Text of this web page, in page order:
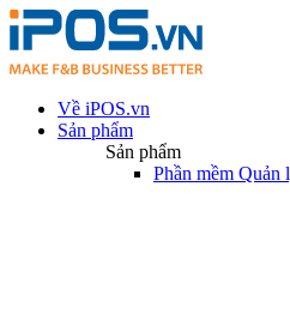
Về iPOS.vn
Sản phẩm
Sản phẩm
Phần mềm Quản